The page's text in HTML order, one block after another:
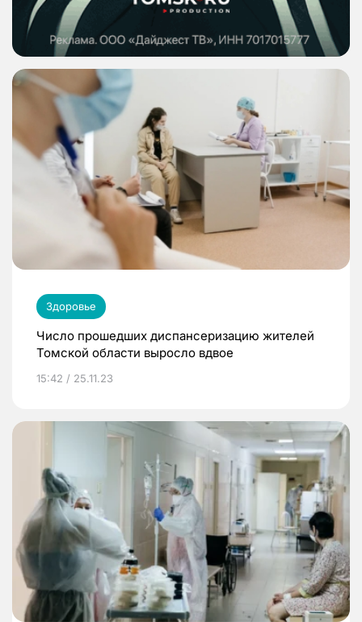
Здоровье
Число прошедших диспансеризацию жителей
Томской области выросло вдвое
15:42 / 25.11.23